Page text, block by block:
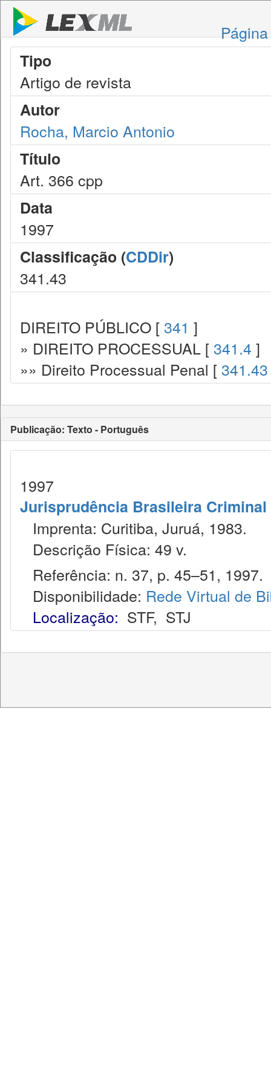
Tipo
Artigo de revista
Autor
Rocha, Marcio Antonio
Título
Art. 366 cpp
Data
1997
Classificação (CDDir)
341.43
DIREITO PÚBLICO [ 341 ]
» DIREITO PROCESSUAL [ 341.4 ]
»» Direito Processual Penal [ 341.43
Publicação: Texto - Português
1997
Jurisprudência Brasileira Criminal
Imprenta: Curitiba, Juruá, 1983.
Descrição Física: 49 v.
Referência: n. 37, p. 45–51, 1997.
Disponibilidade: Rede Virtual de
Localização: STF, STJ